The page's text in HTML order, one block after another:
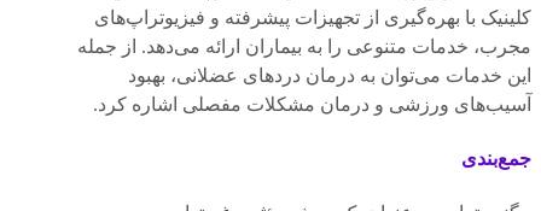
کلینیک با بهره‌گیری از تجهیزات پیشرفته و فیزیوتراپ‌های
مجرب، خدمات متنوعی را به بیماران ارائه می‌دهد. از جمله
این خدمات می‌توان به درمان دردهای عضلانی، بهبود
آسیب‌های ورزشی و درمان مشکلات مفصلی اشاره کرد.
جمع‌بندی